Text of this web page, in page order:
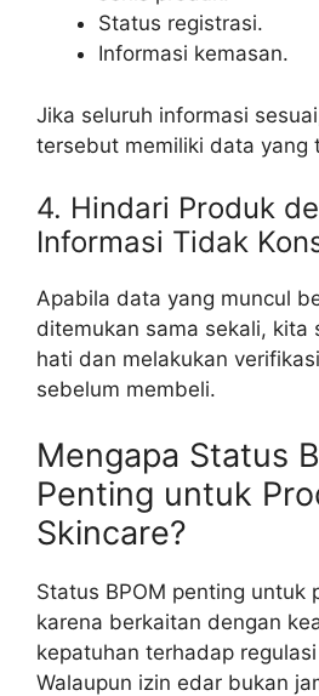
Status registrasi.
Informasi kemasan.
Jika seluruh informasi
tersebut memiliki data yang
4. Hindari Produk
Informasi Tidak
Apabila data yang muncul
ditemukan sama sekali, kita
hati dan melakukan
sebelum membeli.
Mengapa Status
Penting untuk
Skincare?
Status BPOM penting untuk
karena berkaitan dengan
kepatuhan terhadap
Walaupun izin edar bukan